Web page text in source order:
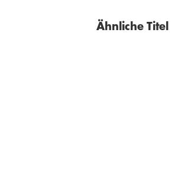
Ähnliche Titel